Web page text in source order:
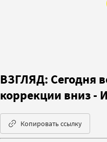
ВЗГЛЯД: Сегодня
коррекции вниз
Копировать ссылку